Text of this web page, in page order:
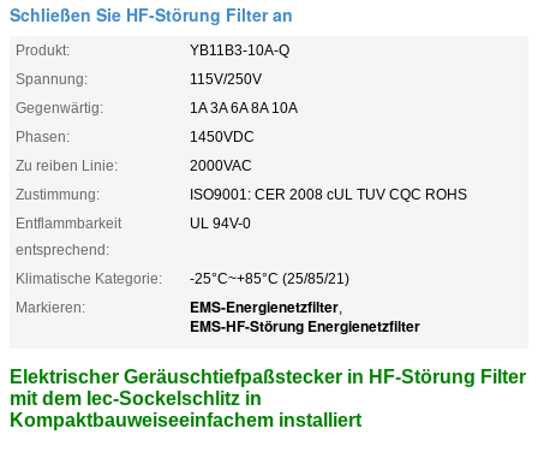
Schließen Sie HF-Störung Filter an
Produkt:
YB11B3-10A-Q
Spannung:
115V/250V
Gegenwärtig:
1A 3A 6A 8A 10A
Phasen:
1450VDC
Zu reiben Linie:
2000VAC
Zustimmung:
ISO9001: CER 2008 cUL TUV CQC ROHS
Entflammbarkeit
entsprechend:
UL 94V-0
Klimatische Kategorie:
-25°C~+85°C (25/85/21)
Markieren:
EMS-Energienetzfilter,
EMS-HF-Störung Energienetzfilter
Elektrischer Geräuschtiefpaßstecker in HF-Störung Filter
mit dem Iec-Sockelschlitz in
Kompaktbauweiseeinfachem installiert